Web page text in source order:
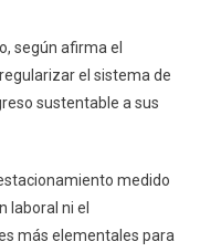
según afirma el
el sistema de
sustentable a sus
medido
laboral ni el
más elementales para